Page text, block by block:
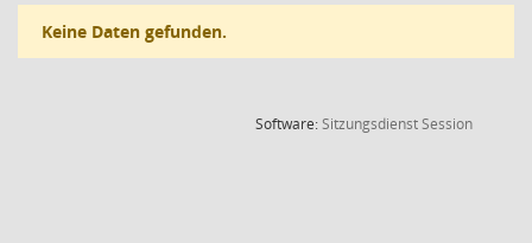
Keine Daten gefunden.
Software:SitzungsdienstSession(Wird in